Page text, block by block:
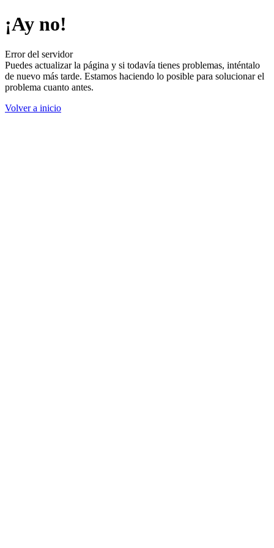
¡Ay no!
Error del servidor
Puedes actualizar la página y si todavía tienes problemas, inténtalo
de nuevo más tarde. Estamos haciendo lo posible para solucionar el
problema cuanto antes.
Volver a inicio